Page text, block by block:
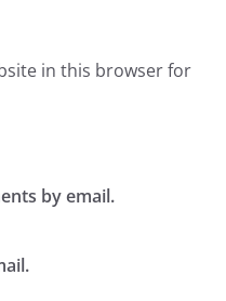
in this browser for
by email.